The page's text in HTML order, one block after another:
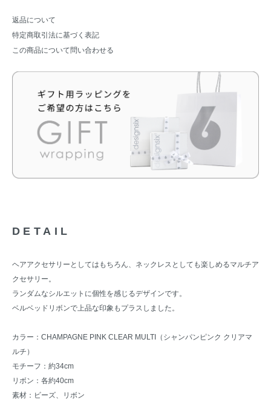
返品について
特定商取引法に基づく表記
この商品について問い合わせる
DETAIL
ヘアアクセサリーとしてはもちろん、ネックレスとしても楽しめるマルチア
クセサリー。
ランダムなシルエットに個性を感じるデザインです。
ベルベッドリボンで上品な印象もプラスしました。
カラー：CHAMPAGNE PINK CLEAR MULTI（シャンパンピンク クリアマ
ルチ）
モチーフ：約34cm
リボン：各約40cm
素材：ビーズ、リボン